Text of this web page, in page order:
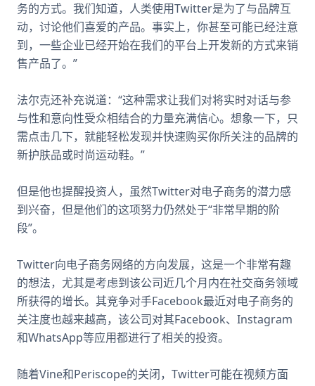
务的方式。我们知道，人类使用Twitter是为了与品牌互
动，讨论他们喜爱的产品。事实上，你甚至可能已经注意
到，一些企业已经开始在我们的平台上开发新的方式来销
售产品了。”
法尔克还补充说道：“这种需求让我们对将实时对话与参
与性和意向性受众相结合的力量充满信心。想象一下，只
需点击几下，就能轻松发现并快速购买你所关注的品牌的
新护肤品或时尚运动鞋。”
但是他也提醒投资人，虽然Twitter对电子商务的潜力感
到兴奋，但是他们的这项努力仍然处于“非常早期的阶
段”。
Twitter向电子商务网络的方向发展，这是一个非常有趣
的想法，尤其是考虑到该公司近几个月内在社交商务领域
所获得的增长。其竞争对手Facebook最近对电子商务的
关注度也越来越高，该公司对其Facebook、Instagram
和WhatsApp等应用都进行了相关的投资。
随着Vine和Periscope的关闭，Twitter可能在视频方面